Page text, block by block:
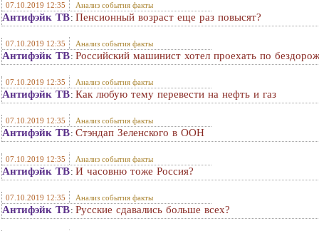
07.10.2019 12:35 Анализ события факты
Антифэйк ТВ: Пенсионный возраст еще раз повысят?
07.10.2019 12:35 Анализ события факты
Антифэйк ТВ: Российский машинист хотел проехать по
07.10.2019 12:35 Анализ события факты
Антифэйк ТВ: Как любую тему перевести на нефть и газ
07.10.2019 12:35 Анализ события факты
Антифэйк ТВ: Стэндап Зеленского в ООН
07.10.2019 12:35 Анализ события факты
Антифэйк ТВ: И часовню тоже Россия?
07.10.2019 12:35 Анализ события факты
Антифэйк ТВ: Русские сдавались больше всех?